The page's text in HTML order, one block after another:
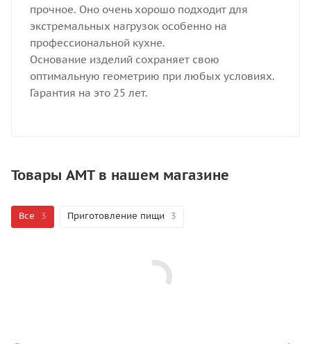
прочное. Оно очень хорошо подходит для
экстремальных нагрузок особенно на
профессиональной кухне.
Основание изделий сохраняет свою
оптимальную геометрию при любых условиях.
Гарантия на это 25 лет.
Товары AMT в нашем магазине
Все 3 Приготовление пищи 3